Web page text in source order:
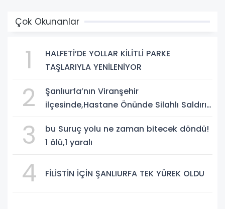
Çok Okunanlar
1
HALFETİ’DE YOLLAR KİLİTLİ PARKE
TAŞLARIYLA YENİLENİYOR
2
Şanlıurfa’nın Viranşehir
ilçesinde,Hastane Önünde Silahlı Saldırı:
3
bu Suruç yolu ne zaman bitecek döndü!
1 ölü,1 yaralı
4 FİLİSTİN İÇİN ŞANLIURFA TEK YÜREK OLDU